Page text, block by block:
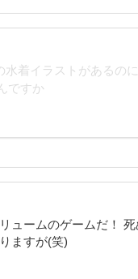
着イラストがあるの
ですか
ュームのゲームだ！
ますが(笑)